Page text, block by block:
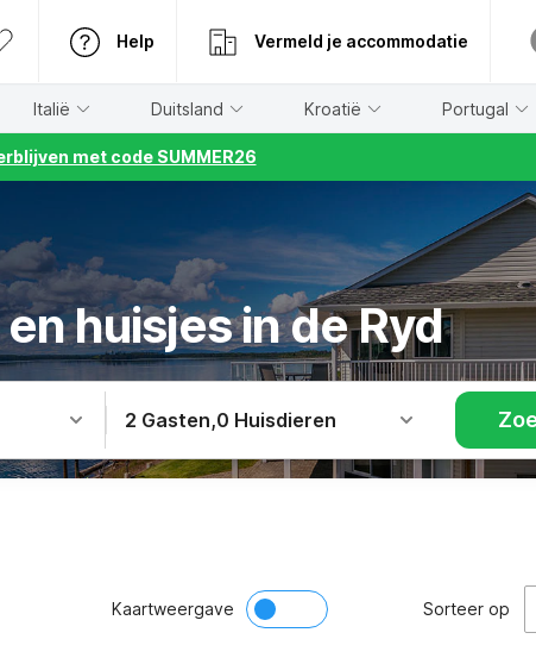
Help Vermeld je accommodatie
Italië Duitsland Kroatië Portugal
met code SUMMER26
huisjes in de Ryd
2 Gasten,0 Huisdieren
Kaartweergave Sorteer op